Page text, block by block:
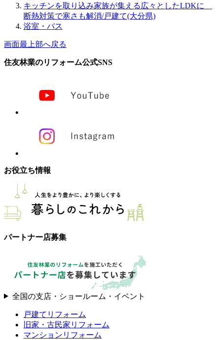
キッチンを取り込み家族が集える広々としたLDKに
断熱対策で寒さも解消/戸建て(大分県)
浴室・バス
画面最上部へ戻る
住友林業のリフォーム公式SNS
お役立ち情報
パートナー店募集
全国の支店・ショールーム・イベント
戸建てリフォーム
旧家・古民家リフォーム
マンションリフォーム